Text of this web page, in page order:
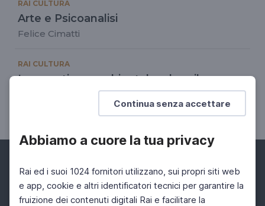
Continua senza accettare
Abbiamo a cuore la tua privacy
Rai ed i suoi 1024 fornitori utilizzano, sui propri siti web
e app, cookie e altri identificatori tecnici per garantire la
fruizione dei contenuti digitali Rai e facilitare la
RAI CULTURA
Arte e Psicoanalisi
Felice Cimatti
RAI CULTURA
La questione ambientale e lo sviluppo
Facebook Instagram Twitter